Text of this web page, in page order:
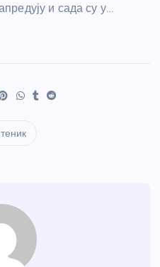
и сада су у…